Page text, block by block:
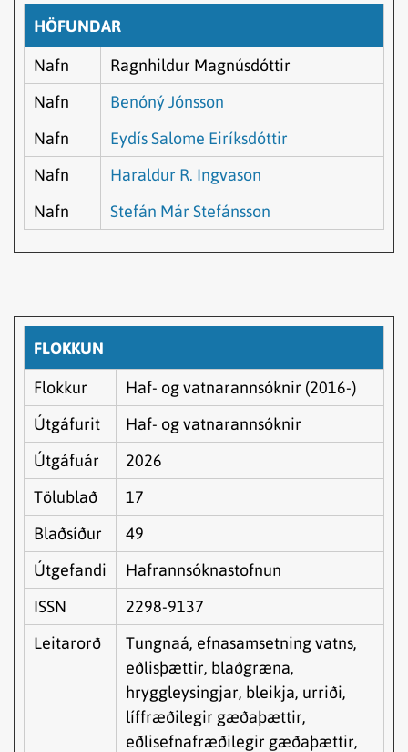
HÖFUNDAR
Nafn
Ragnhildur Magnúsdóttir
Nafn
Benóný Jónsson
Nafn
Eydís Salome Eiríksdóttir
Nafn
Haraldur R. Ingvason
Nafn
Stefán Már Stefánsson
FLOKKUN
Flokkur
Haf- og vatnarannsóknir (2016-)
Útgáfurit
Haf- og vatnarannsóknir
Útgáfuár
2026
Tölublað
17
Blaðsíður
49
Útgefandi
Hafrannsóknastofnun
ISSN
2298-9137
Leitarorð
Tungnaá, efnasamsetning vatns,
eðlisþættir, blaðgræna,
hryggleysingjar, bleikja, urriði,
líffræðilegir gæðaþættir,
eðlisefnafræðilegir gæðaþættir,